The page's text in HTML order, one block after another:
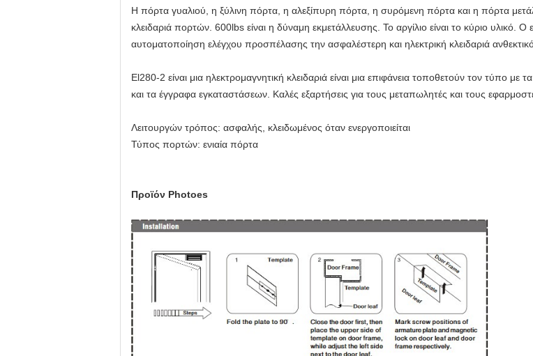
Η πόρτα γυαλιού, η ξύλινη πόρτα, η αλεξίπυρη πόρτα, η συρόμενη πόρτα και η πόρτα
κλειδαριά πορτών. 600lbs είναι η δύναμη εκμετάλλευσης. Το αργίλιο είναι το κύριο υλικό. Ο
αυτοματοποίηση ελέγχου προσπέλασης την ασφαλέστερη και ηλεκτρική κλειδαριά
El280-2 είναι μια ηλεκτρομαγνητική κλειδαριά είναι μια επιφάνεια τοποθετούν τον τύπο
και τα έγγραφα εγκαταστάσεων. Καλές εξαρτήσεις για τους μεταπωλητές και τους
Λειτουργών τρόπος: ασφαλής, κλειδωμένος όταν ενεργοποιείται
Τύπος πορτών: ενιαία πόρτα
Προϊόν Photoes